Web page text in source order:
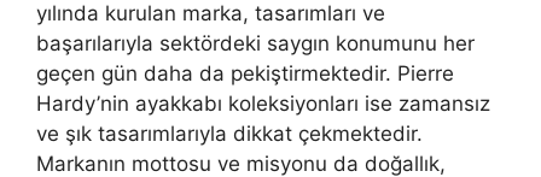
yılında kurulan marka, tasarımları ve
başarılarıyla sektördeki saygın konumunu her
geçen gün daha da pekiştirmektedir. Pierre
Hardy’nin ayakkabı koleksiyonları ise zamansız
ve şık tasarımlarıyla dikkat çekmektedir.
Markanın mottosu ve misyonu da doğallık,